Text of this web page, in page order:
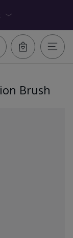
Brush